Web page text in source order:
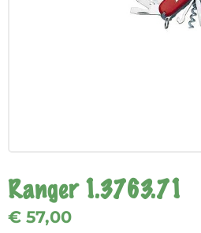
Ranger 1.3763.71
€ 57,00